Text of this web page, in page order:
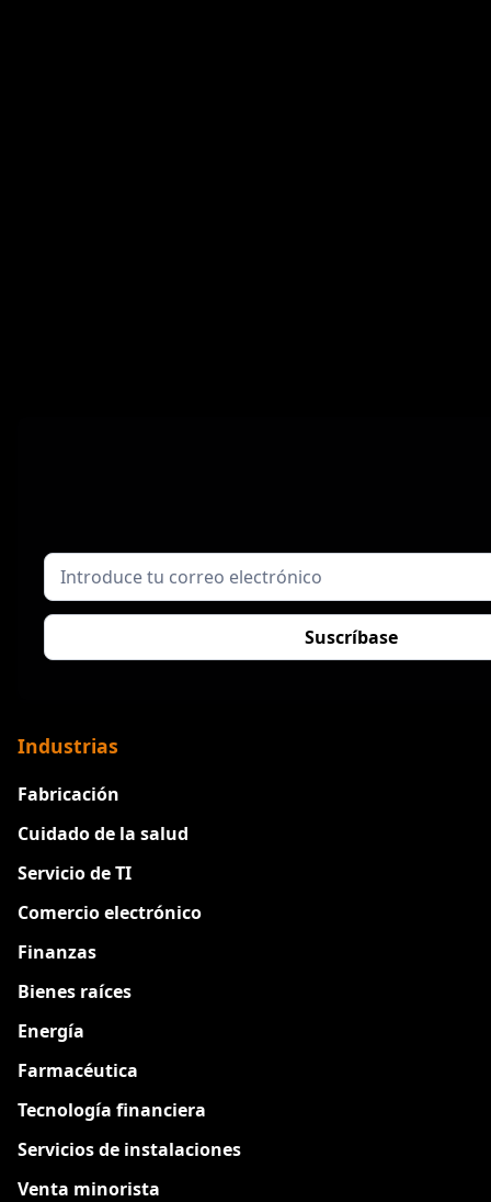
Industrias
Fabricación
Cuidado de la salud
Servicio de TI
Comercio electrónico
Finanzas
Bienes raíces
Energía
Farmacéutica
Tecnología financiera
Servicios de instalaciones
Venta minorista